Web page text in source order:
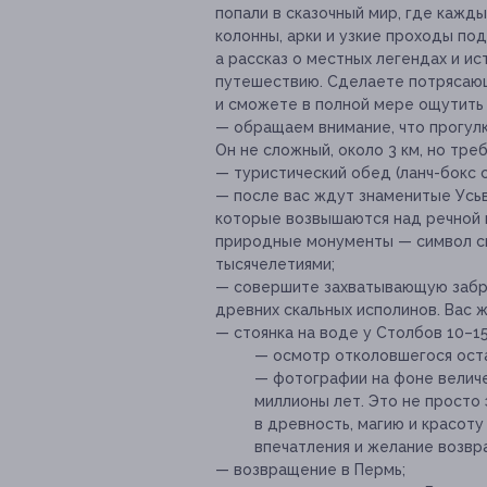
попали в сказочный мир, где
колонны, арки и узкие проходы
а рассказ о местных легендах и
путешествию. Сделаете
и сможете в полной мере
— обращаем внимание, что
Он не сложный, около 3 км, но
— туристический обед (ланч-бокс
— после вас ждут знаменитые
которые возвышаются над
природные монументы — символ
тысячелетиями;
— совершите захватывающую
древних скальных исполинов. Вас
— стоянка на воде у Столбов
— осмотр отколовшегося
— фотографии на фоне
миллионы лет. Это не
в древность, магию и
впечатления и желание
— возвращение в Пермь;